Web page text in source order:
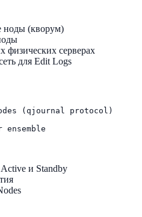
ноды (кворум)
физических серверах
для Edit Logs
(qjournal protocol)
и Standby